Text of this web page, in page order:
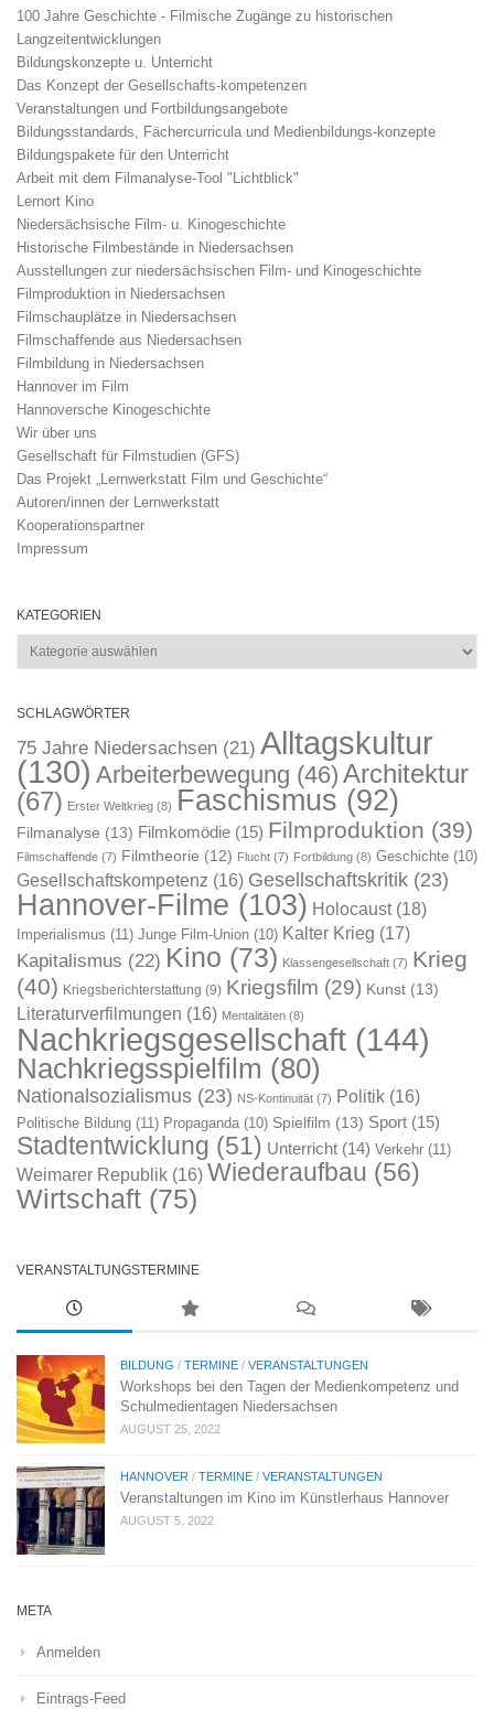
100 Jahre Geschichte - Filmische Zugänge zu historischen
Langzeitentwicklungen
Bildungskonzepte u. Unterricht
Das Konzept der Gesellschafts-kompetenzen
Veranstaltungen und Fortbildungsangebote
Bildungsstandards, Fächercurricula und Medienbildungs-konzepte
Bildungspakete für den Unterricht
Arbeit mit dem Filmanalyse-Tool "Lichtblick"
Lernort Kino
Niedersächsische Film- u. Kinogeschichte
Historische Filmbestände in Niedersachsen
Ausstellungen zur niedersächsischen Film- und Kinogeschichte
Filmproduktion in Niedersachsen
Filmschauplätze in Niedersachsen
Filmschaffende aus Niedersachsen
Filmbildung in Niedersachsen
Hannover im Film
Hannoversche Kinogeschichte
Wir über uns
Gesellschaft für Filmstudien (GFS)
Das Projekt „Lernwerkstatt Film und Geschichte“
Autoren/innen der Lernwerkstatt
Kooperationspartner
Impressum
KATEGORIEN
Kategorien
SCHLAGWÖRTER
75 Jahre Niedersachsen (21) Alltagskultur
(130) Arbeiterbewegung (46) Architektur
(67) Erster Weltkrieg (8) Faschismus (92)
Filmanalyse (13) Filmkomödie (15) Filmproduktion (39)
Filmschaffende (7) Filmtheorie (12) Flucht (7) Fortbildung (8) Geschichte (10)
Gesellschaftskompetenz (16) Gesellschaftskritik (23)
Hannover-Filme (103) Holocaust(18)
Imperialismus (11) Junge Film-Union (10) Kalter Krieg (17)
Kapitalismus (22) Kino (73) Klassengesellschaft (7) Krieg
(40) Kriegsberichterstattung (9) Kriegsfilm (29) Kunst (13)
Literaturverfilmungen (16) Mentalitäten (8)
Nachkriegsgesellschaft (144)
Nachkriegsspielfilm (80)
Nationalsozialismus (23) NS-Kontinuität (7) Politik (16)
Politische Bildung (11) Propaganda (10) Spielfilm (13) Sport (15)
Stadtentwicklung (51) Unterricht (14) Verkehr (11)
Weimarer Republik (16) Wiederaufbau (56)
Wirtschaft (75)
VERANSTALTUNGSTERMINE
BILDUNG / TERMINE / VERANSTALTUNGEN
Workshops bei den Tagen der Medienkompetenz und
Schulmedientagen Niedersachsen
AUGUST 25, 2022
HANNOVER / TERMINE / VERANSTALTUNGEN
Veranstaltungen im Kino im Künstlerhaus Hannover
AUGUST 5, 2022
META
Anmelden
Eintrags-Feed